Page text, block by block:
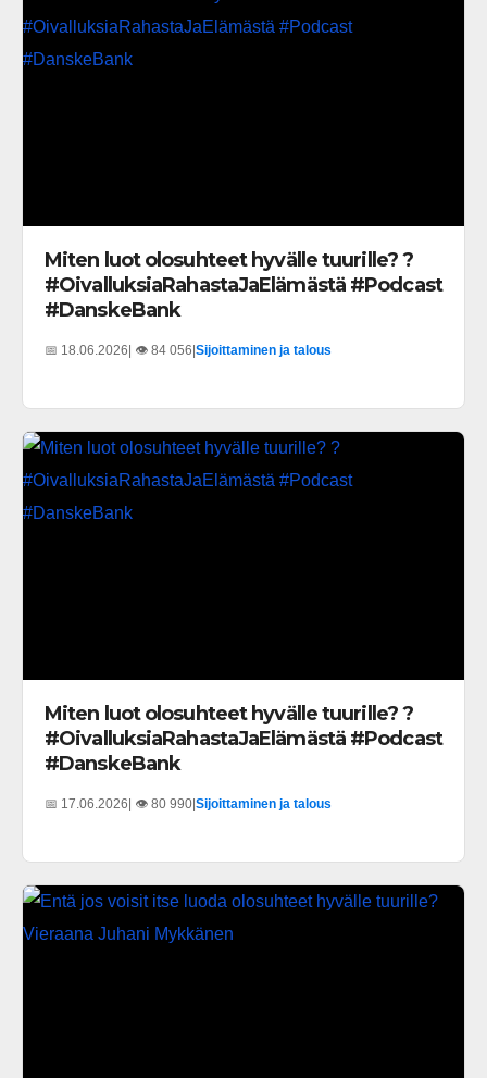
Miten luot olosuhteet hyvälle tuurille? ?
#OivalluksiaRahastaJaElämästä #Podcast
#DanskeBank
📅 18.06.2026 | 👁️ 84 056 Sijoittaminen ja talous
Miten luot olosuhteet hyvälle tuurille? ?
#OivalluksiaRahastaJaElämästä #Podcast
#DanskeBank
📅 17.06.2026 | 👁️ 80 990 Sijoittaminen ja talous